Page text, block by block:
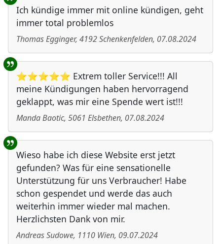
Ich kündige immer mit online kündigen, geht
immer total problemlos
Thomas Egginger, 4192Schenkenfelden, 07.08.2024
⭐⭐⭐⭐⭐ Extrem toller Service!!! All
meine Kündigungen haben hervorragend
geklappt, was mir eine Spende wert ist!!!
Manda Baotic, 5061 Elsbethen, 07.08.2024
Wieso habe ich diese Website erst jetzt
gefunden? Was für eine sensationelle
Unterstützung für uns Verbraucher! Habe
schon gespendet und werde das auch
weiterhin immer wieder mal machen.
Herzlichsten Dank von mir.
Andreas Sudowe, 1110 Wien, 09.07.2024